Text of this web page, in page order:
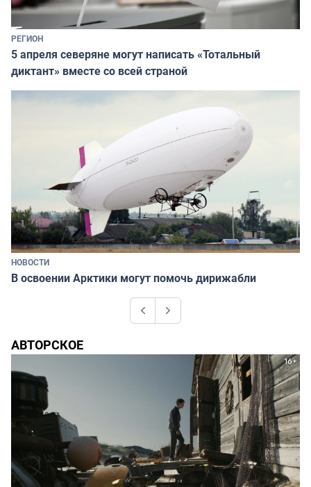
РЕГИОН
5 апреля северяне могут написать «Тотальный
диктант» вместе со всей страной
НОВОСТИ
В освоении Арктики могут помочь дирижабли
PreviousNext
АВТОРСКОЕ